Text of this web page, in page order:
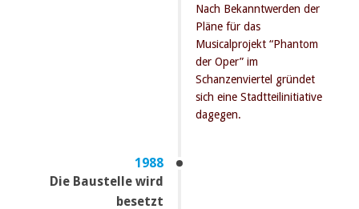
Nach Bekanntwerden der
Pläne für das
Musicalprojekt “Phantom
der Oper” im
Schanzenviertel gründet
sich eine Stadtteilinitiative
dagegen.
1988
Die Baustelle wird
besetzt